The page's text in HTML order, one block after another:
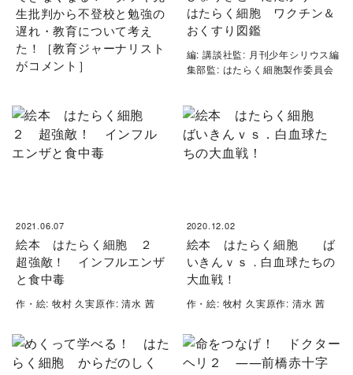
生批判から不登校と勉強の
遅れ・教育について考え
た！［教育ジャーナリスト
がコメント］
はたらく細胞 ワクチン＆
おくすり図鑑
編: 講談社監: 月刊少年シリウス編
集部監: はたらく細胞製作委員会
2021.06.07
絵本 はたらく細胞 ２
超強敵！ インフルエンザ
と食中毒
作・絵: 牧村 久実原作: 清水 茜
2020.12.02
絵本 はたらく細胞 ば
いきんｖｓ．白血球たちの
大血戦！
作・絵: 牧村 久実原作: 清水 茜